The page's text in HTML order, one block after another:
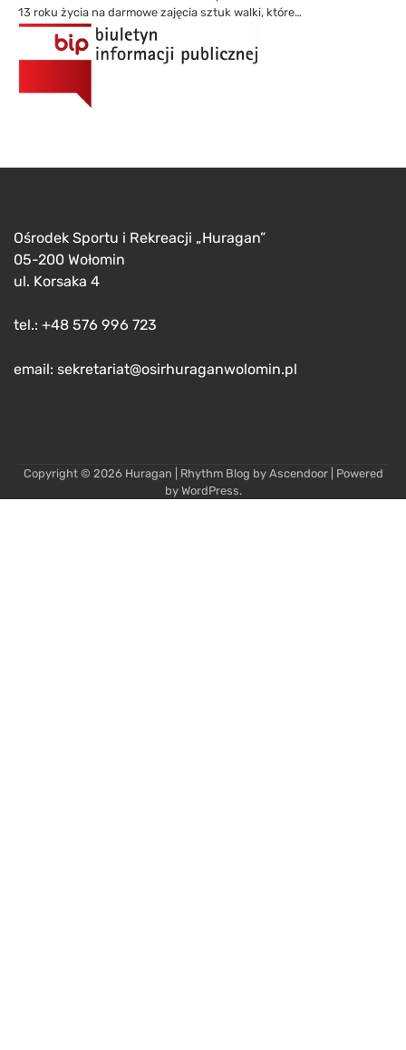
13 roku życia na darmowe zajęcia sztuk walki, które…
Ośrodek Sportu i Rekreacji „Huragan”
05-200 Wołomin
ul. Korsaka 4
tel.: +48 576 996 723
email: sekretariat@osirhuraganwolomin.pl
Copyright © 2026 Huragan | Rhythm Blog by Ascendoor| Powered
by WordPress.